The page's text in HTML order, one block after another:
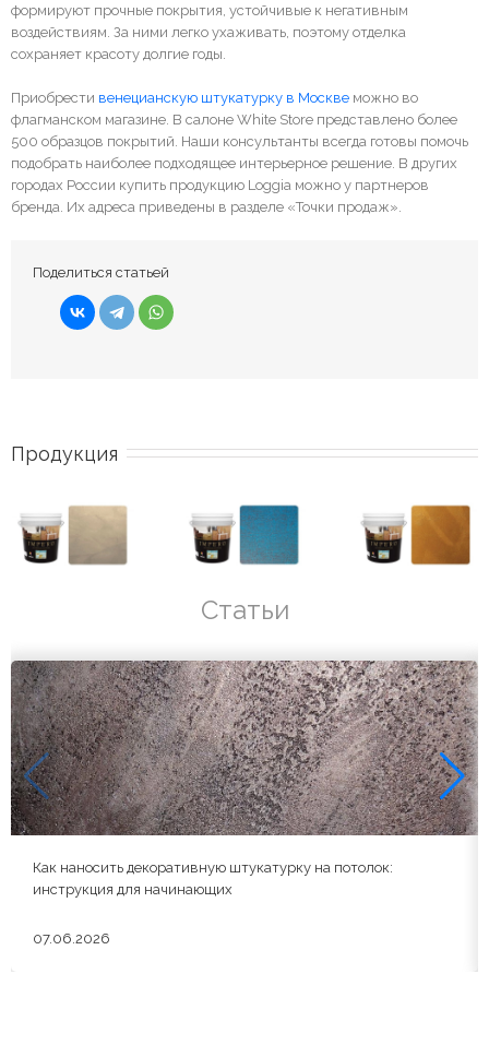
формируют прочные покрытия, устойчивые к негативным
воздействиям. За ними легко ухаживать, поэтому отделка
сохраняет красоту долгие годы.
Приобрести венецианскую штукатурку в Москве можно во
флагманском магазине. В салоне White Store представлено более
500 образцов покрытий. Наши консультанты всегда готовы помочь
подобрать наиболее подходящее интерьерное решение. В других
городах России купить продукцию Loggia можно у партнеров
бренда. Их адреса приведены в разделе «Точки продаж».
Поделиться статьей
Продукция
Статьи
Как наносить декоративную штукатурку на потолок:
инструкция для начинающих
07.06.2026